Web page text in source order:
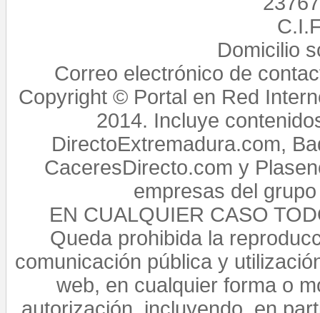
Domicilio
Correo electrónico de
Copyright © Portal en Red
2014. Incluye
DirectoExtremadura.com,
CaceresDirecto.com y
empresas del
EN CUALQUIER CASO
Queda prohibida la
comunicación pública y
web, en cualquier forma o